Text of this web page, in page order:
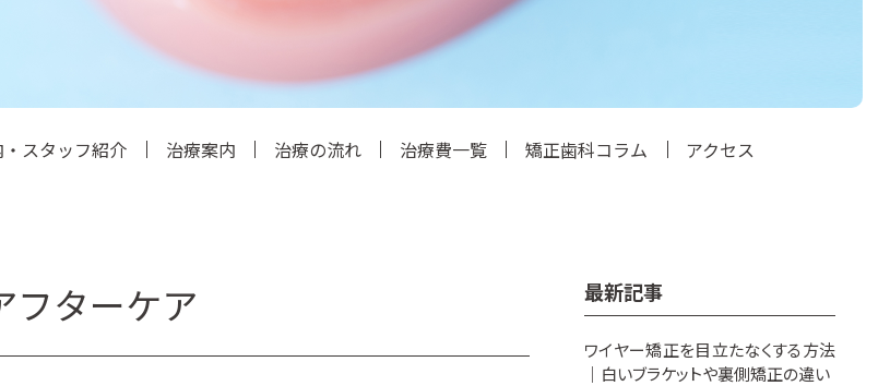
スタッフ紹介 治療案内 治療の流れ 治療費一覧 矯正歯科コラム アクセス
フターケア 最新記事
ワイヤー矯正を目立たなくする方法
｜白いブラケットや裏側矯正の違い